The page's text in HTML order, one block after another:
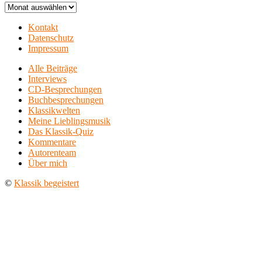
Archiv
Kontakt
Datenschutz
Impressum
Alle Beiträge
Interviews
CD-Besprechungen
Buchbesprechungen
Klassikwelten
Meine Lieblingsmusik
Das Klassik-Quiz
Kommentare
Autorenteam
Über mich
© Klassik begeistert